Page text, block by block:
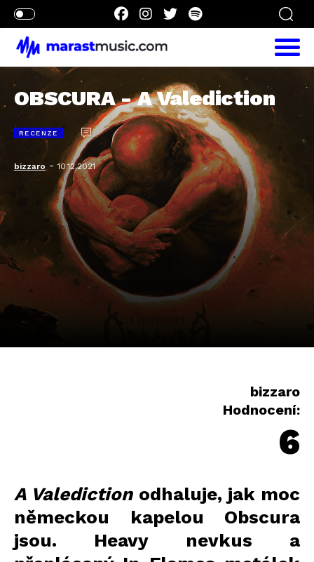
OBSCURA - A Valediction
RECENZE
bizzaro-10.12.2021
bizzaro
Hodnocení:
6
A Valedictionodhaluje, jak moc
německou kapelou Obscura
jsou. Heavy nevkus a